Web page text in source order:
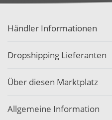
Händler Informationen
Dropshipping Lieferanten
Über diesen Marktplatz
Allgemeine Information